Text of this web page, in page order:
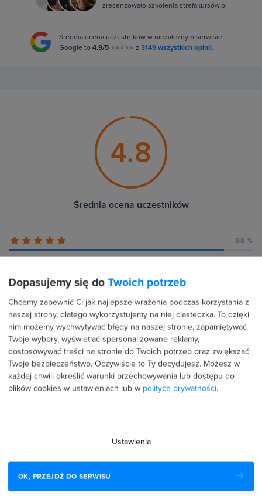
zrecenzowało szkolenia strefakursów.pl
Średnia ocena uczestników w niezależnym serwisie
Google to 4.9/5 ⭐⭐⭐⭐⭐ z 3149 wszystkich opinii.
4.8
Średnia ocena uczestników
88 %
5 %
Julia Ciulak
PROFIL PUBLICZNY
Dopasujemy się do Twoich potrzeb
Chcemy zapewnić Ci jak najlepsze wrażenia podczas korzystania z
naszej strony, dlatego wykorzystujemy na niej ciasteczka. To dzięki
nim możemy wychwytywać błędy na naszej stronie, zapamiętywać
Twoje wybory, wyświetlać spersonalizowane reklamy,
dostosowywać treści na stronie do Twoich potrzeb oraz zwiększać
Twoje bezpieczeństwo. Oczywiście to Ty decydujesz. Możesz w
każdej chwili określić warunki przechowywania lub dostępu do
plików cookies w ustawieniach lub w polityce prywatności.
Ustawienia
OK, PRZEJDŹ DO SERWISU